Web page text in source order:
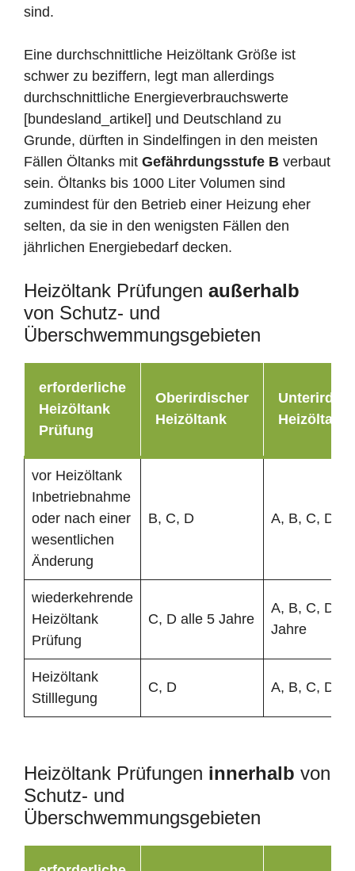
sind.
Eine durchschnittliche Heizöltank Größe ist
schwer zu beziffern, legt man allerdings
durchschnittliche Energieverbrauchswerte
[bundesland_artikel] und Deutschland zu
Grunde, dürften in Sindelfingen in den meisten
Fällen Öltanks mit Gefährdungsstufe B verbaut
sein. Öltanks bis 1000 Liter Volumen sind
zumindest für den Betrieb einer Heizung eher
selten, da sie in den wenigsten Fällen den
jährlichen Energiebedarf decken.
Heizöltank Prüfungen außerhalb
von Schutz- und
Überschwemmungsgebieten
erforderliche
Heizöltank
Prüfung
Oberirdischer
Heizöltank
Heizöltank
vor Heizöltank
Inbetriebnahme
oder nach einer
wesentlichen
Änderung
B, C, D A, B, C, D
wiederkehrende
Heizöltank
Prüfung
C, D alle 5 Jahre
A, B, C, D
Jahre
Heizöltank
Stilllegung
C, D A, B, C, D
Heizöltank Prüfungen innerhalb von
Schutz- und
Überschwemmungsgebieten